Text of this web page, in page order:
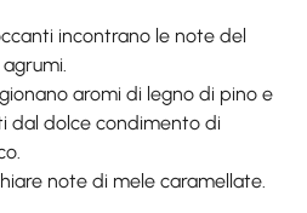
incontrano le note del
aromi di legno di pino e
dal dolce condimento di
note di mele caramellate.